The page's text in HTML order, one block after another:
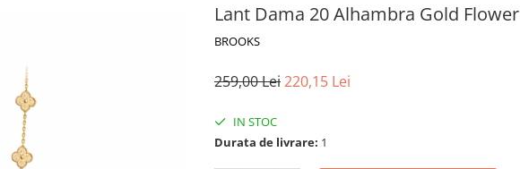
Lant Dama 20 Alhambra Gold Flower
BROOKS
259,00 Lei220,15 Lei
IN STOC
Durata de livrare: 1